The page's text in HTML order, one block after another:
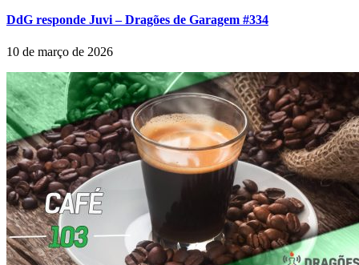
DdG responde Juvi – Dragões de Garagem #334
10 de março de 2026